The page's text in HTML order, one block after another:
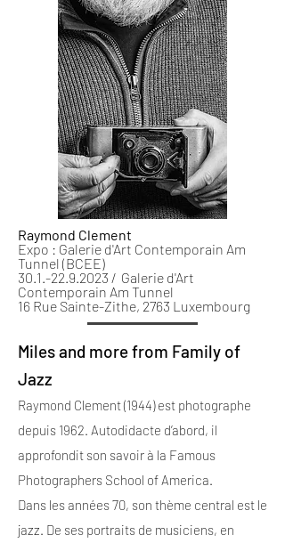
Raymond Clement
Expo : Galerie d'Art Contemporain Am
Tunnel (BCEE)
30.1.-22.9.2023 / Galerie d'Art
Contemporain Am Tunnel
16 Rue Sainte-Zithe, 2763 Luxembourg
Miles and more from Family of
Jazz
Raymond Clement (1944) est photographe
depuis 1962. Autodidacte d’abord, il
approfondit son savoir à la Famous
Photographers School of America.
Dans les années 70, son thème central est le
jazz. De ses portraits de musiciens, en